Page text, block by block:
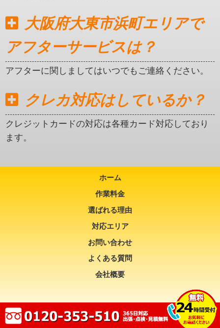
大阪府大東市浜町エリアで
アフターサービスは？
アフターに関しましてはいつでもご連絡ください。
クレカ対応はしているか？
クレジットカードの対応は各種カード対応しており
ます。
ホーム
作業料金
選ばれる理由
対応エリア
お問い合わせ
よくある質問
会社概要